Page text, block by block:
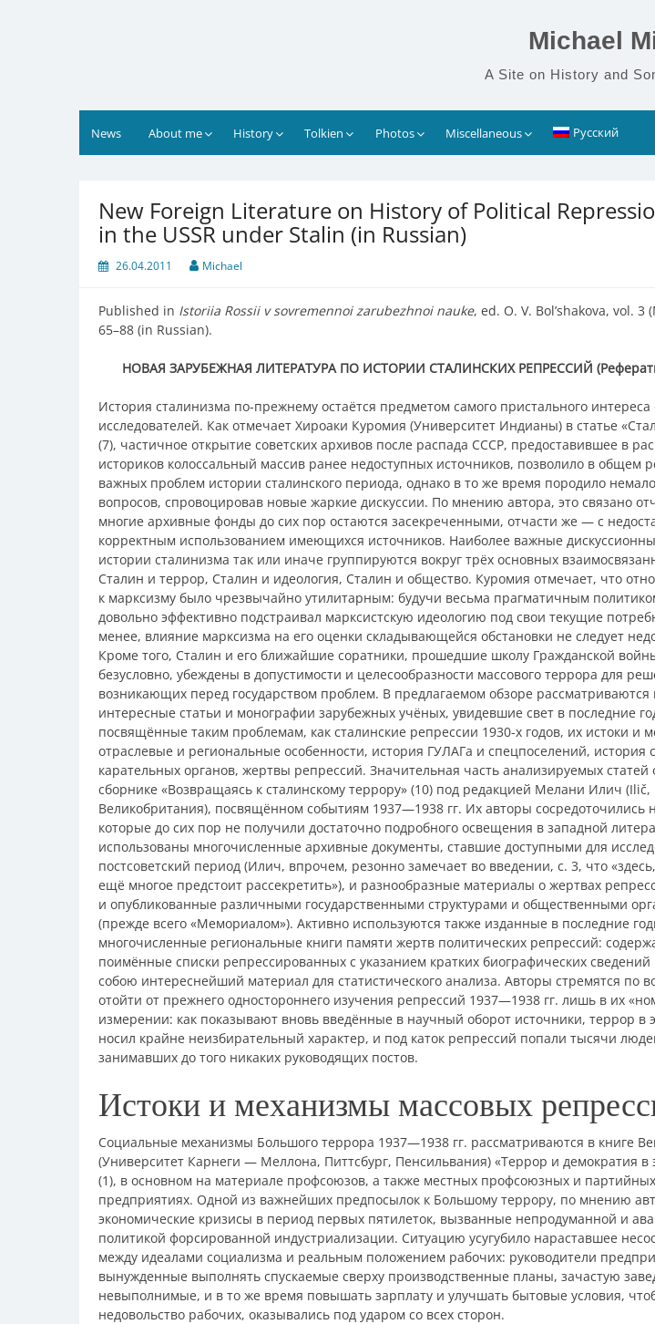
Michael
A Site on History and
News About me History Tolkien Photos Miscellaneous Русский
New Foreign Literature on History of Political
in the USSR under Stalin (in Russian)
26.04.2011 Michael
Published in Istoriia Rossii v sovremennoi zarubezhnoi nauke, ed. O. V. Bol’shakova, vol. 3
65–88 (in Russian).
НОВАЯ ЗАРУБЕЖНАЯ ЛИТЕРАТУРА ПО ИСТОРИИ СТАЛИНСКИХ РЕПРЕССИЙ
История сталинизма по-прежнему остаётся предметом самого пристального интереса
исследователей. Как отмечает Хироаки Куромия (Университет Индианы) в статье
(7), частичное открытие советских архивов после распада СССР, предоставившее в
историков колоссальный массив ранее недоступных источников, позволило в общем
важных проблем истории сталинского периода, однако в то же время породило
вопросов, спровоцировав новые жаркие дискуссии. По мнению автора, это связано
многие архивные фонды до сих пор остаются засекреченными, отчасти же — с
корректным использованием имеющихся источников. Наиболее важные
истории сталинизма так или иначе группируются вокруг трёх основных
Сталин и террор, Сталин и идеология, Сталин и общество. Куромия отмечает, что
к марксизму было чрезвычайно утилитарным: будучи весьма прагматичным
довольно эффективно подстраивал марксистскую идеологию под свои текущие
менее, влияние марксизма на его оценки складывающейся обстановки не следует
Кроме того, Сталин и его ближайшие соратники, прошедшие школу Гражданской
безусловно, убеждены в допустимости и целесообразности массового террора для
возникающих перед государством проблем. В предлагаемом обзоре рассматриваются
интересные статьи и монографии зарубежных учёных, увидевшие свет в последние
посвящённые таким проблемам, как сталинские репрессии 1930-х годов, их истоки и
отраслевые и региональные особенности, история ГУЛАГа и спецпоселений, история
карательных органов, жертвы репрессий. Значительная часть анализируемых статей
сборнике «Возвращаясь к сталинскому террору» (10) под редакцией Мелани Илич (Ilič,
Великобритания), посвящённом событиям 1937—1938 гг. Их авторы сосредоточились
которые до сих пор не получили достаточно подробного освещения в западной
использованы многочисленные архивные документы, ставшие доступными для
постсоветский период (Илич, впрочем, резонно замечает во введении, с. 3, что
ещё многое предстоит рассекретить»), и разнообразные материалы о жертвах
и опубликованные различными государственными структурами и общественными
(прежде всего «Мемориалом»). Активно используются также изданные в последние
многочисленные региональные книги памяти жертв политических репрессий:
поимённые списки репрессированных с указанием кратких биографических
собою интереснейший материал для статистического анализа. Авторы стремятся по
отойти от прежнего одностороннего изучения репрессий 1937—1938 гг. лишь в их
измерении: как показывают вновь введённые в научный оборот источники, террор в
носил крайне неизбирательный характер, и под каток репрессий попали тысячи
занимавших до того никаких руководящих постов.
Истоки и механизмы массовых
Социальные механизмы Большого террора 1937—1938 гг. рассматриваются в книге
(Университет Карнеги — Меллона, Питтсбург, Пенсильвания) «Террор и демократия в
(1), в основном на материале профсоюзов, а также местных профсоюзных и
предприятиях. Одной из важнейших предпосылок к Большому террору, по мнению
экономические кризисы в период первых пятилеток, вызванные непродуманной и
политикой форсированной индустриализации. Ситуацию усугубило нараставшее
между идеалами социализма и реальным положением рабочих: руководители
вынужденные выполнять спускаемые сверху производственные планы, зачастую
невыполнимые, и в то же время повышать зарплату и улучшать бытовые условия,
недовольство рабочих, оказывались под ударом со всех сторон.